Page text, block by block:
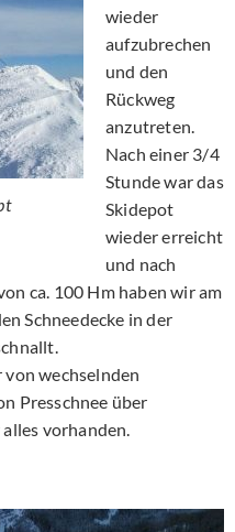
wieder
aufzubrechen
und den
Rückweg
anzutreten.
Nach einer 3/4
Stunde war das
Skidepot
wieder erreicht
und nach
ca. 100 Hm haben wir am
Schneedecke in der
wechselnden
Presschnee über
vorhanden.